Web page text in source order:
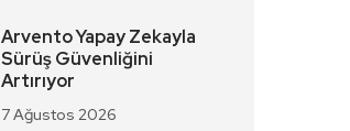
Arvento Yapay Zekayla
Sürüş Güvenliğini
Artırıyor
7 Ağustos 2026